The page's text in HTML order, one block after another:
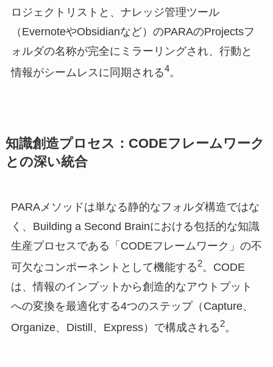
ロジェクトリストと、ナレッジ管理ツール
（EvernoteやObsidianなど）のPARAのProjectsフ
ォルダの名称が完全にミラーリングされ、行動と
情報がシームレスに同期される4。
知識創造プロセス：CODEフレームワーク
との深い統合
PARAメソッドは単なる静的なフォルダ構造ではな
く、Building a Second Brainにおける包括的な知識
生産プロセスである「CODEフレームワーク」の不
可欠なコンポーネントとして機能する2。CODE
は、情報のインプットから創造的なアウトプット
への変換を最適化する4つのステップ（Capture、
Organize、Distill、Express）で構成される2。